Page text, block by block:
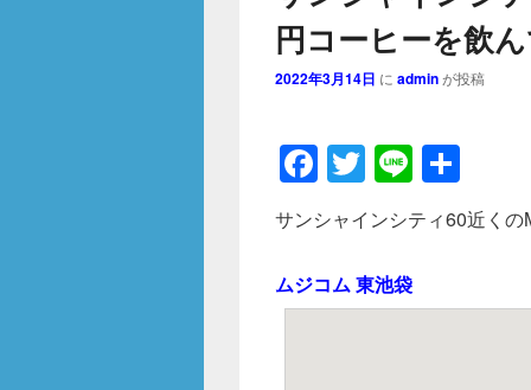
円コーヒーを飲
2022年3月14日 に adminが投稿
F
a
c
e
b
T
wi
tt
er
Li
n
e
有
サンシャインシティ60近く
ムジコム 東池袋